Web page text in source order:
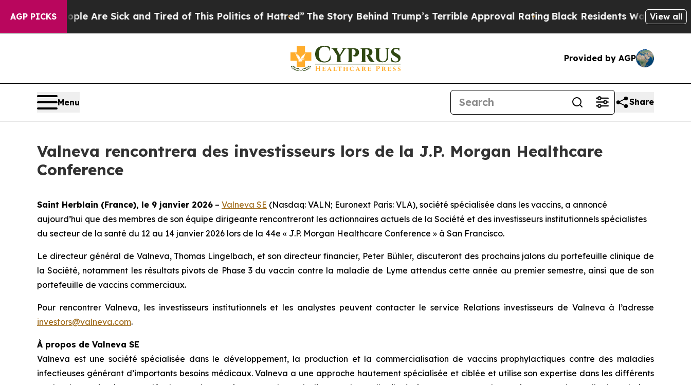
AGP PICKS
“People Are Sick and Tired of This Politics of Hatred”The Story Behind Trump’s Terrible Approval Rating Black Residents Warned of View all
Provided by AGP
Menu Share
Valneva rencontrera des investisseurs lors de la J.P. Morgan Healthcare
Conference
Saint Herblain (France), le 9 janvier 2026 – Valneva SE (Nasdaq: VALN; Euronext Paris: VLA), société spécialisée dans les vaccins, a annoncé
aujourd’hui que des membres de son équipe dirigeante rencontreront les actionnaires actuels de la Société et des investisseurs institutionnels spécialistes
du secteur de la santé du 12 au 14 janvier 2026 lors de la 44e « J.P. Morgan Healthcare Conference » à San Francisco.
Le directeur général de Valneva, Thomas Lingelbach, et son directeur financier, Peter Bühler, discuteront des prochains jalons du portefeuille clinique de
la Société, notamment les résultats pivots de Phase 3 du vaccin contre la maladie de Lyme attendus cette année au premier semestre, ainsi que de son
portefeuille de vaccins commerciaux.
Pour rencontrer Valneva, les investisseurs institutionnels et les analystes peuvent contacter le service Relations investisseurs de Valneva à l’adresse
investors@valneva.com.
À propos de Valneva SE
Valneva est une société spécialisée dans le développement, la production et la commercialisation de vaccins prophylactiques contre des maladies
infectieuses générant d’importants besoins médicaux. Valneva a une approche hautement spécialisée et ciblée et utilise son expertise dans les différents